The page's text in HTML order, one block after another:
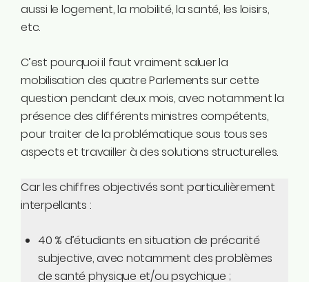
aussi le logement, la mobilité, la santé, les loisirs,
etc.
C’est pourquoi il faut vraiment saluer la
mobilisation des quatre Parlements sur cette
question pendant deux mois, avec notamment la
présence des différents ministres compétents,
pour traiter de la problématique sous tous ses
aspects et travailler à des solutions structurelles.
Car les chiffres objectivés sont particulièrement
interpellants :
40 % d’étudiants en situation de précarité
subjective, avec notamment des problèmes
de santé physique et/ou psychique ;